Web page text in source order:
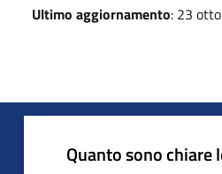
Ultimo aggiornamento: 23
Quanto sono